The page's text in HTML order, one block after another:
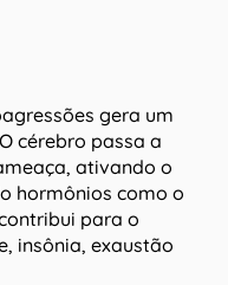
gera um
cérebro passa a
ativando o
hormônios como o
para o
insônia, exaustão